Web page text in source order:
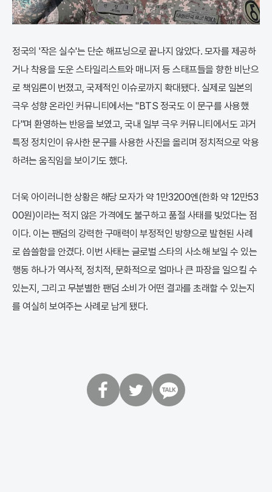
정국의 '작은 실수'는 단순 해프닝으로 끝나지 않았다. 모자를 제공하
거나 착용을 도운 스타일리스트와 매니저 등 스태프들을 향한 비난으
로 책임론이 번졌고, 국제적인 이슈로까지 확대됐다. 실제로 일본의
극우 성향 온라인 커뮤니티에서는 "BTS 정국도 이 문구를 사용했
다"며 환영하는 반응을 보였고, 국내 일부 극우 커뮤니티에서도 과거
특정 정치인이 유사한 문구를 사용한 사진을 올리며 정치적으로 악용
하려는 움직임을 보이기도 했다.
더욱 아이러니한 상황은 해당 모자가 약 1만3200엔(한화 약 12만53
00원)이라는 적지 않은 가격에도 불구하고 품절 사태를 빚었다는 점
이다. 이는 팬덤의 강력한 구매력이 부정적인 방향으로 발현된 사례
로 씁쓸함을 안겼다. 이번 사태는 글로벌 스타의 사소해 보일 수 있는
행동 하나가 역사적, 정치적, 문화적으로 얼마나 큰 파장을 일으킬 수
있는지, 그리고 무분별한 팬덤 소비가 어떤 결과를 초래할 수 있는지
를 여실히 보여주는 사례로 남게 됐다.